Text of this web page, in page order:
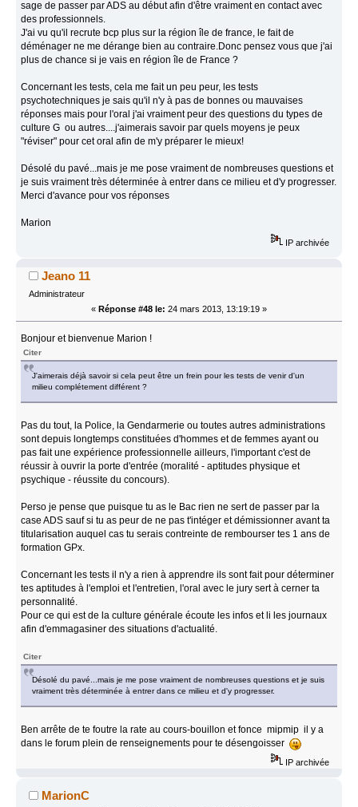
sage de passer par ADS au début afin d'être vraiment en contact avec
des professionnels.
J'ai vu qu'il recrute bcp plus sur la région île de france, le fait de
déménager ne me dérange bien au contraire.Donc pensez vous que j'ai
plus de chance si je vais en région île de France ?
Concernant les tests, cela me fait un peu peur, les tests
psychotechniques je sais qu'il n'y à pas de bonnes ou mauvaises
réponses mais pour l'oral j'ai vraiment peur des questions du types de
culture G ou autres....j'aimerais savoir par quels moyens je peux
"réviser" pour cet oral afin de m'y préparer le mieux!
Désolé du pavé...mais je me pose vraiment de nombreuses questions et
je suis vraiment très déterminée à entrer dans ce milieu et d'y progresser.
Merci d'avance pour vos réponses
Marion
IP archivée
Jeano 11
Administrateur
« Réponse #48 le: 24 mars 2013, 13:19:19 »
Bonjour et bienvenue Marion !
Citer
J'aimerais déjà savoir si cela peut être un frein pour les tests de venir d'un
milieu complétement différent ?
Pas du tout, la Police, la Gendarmerie ou toutes autres administrations
sont depuis longtemps constituées d'hommes et de femmes ayant ou
pas fait une expérience professionnelle ailleurs, l'important c'est de
réussir à ouvrir la porte d'entrée (moralité - aptitudes physique et
psychique - réussite du concours).
Perso je pense que puisque tu as le Bac rien ne sert de passer par la
case ADS sauf si tu as peur de ne pas t'intéger et démissionner avant ta
titularisation auquel cas tu serais contreinte de rembourser tes 1 ans de
formation GPx.
Concernant les tests il n'y a rien à apprendre ils sont fait pour déterminer
tes aptitudes à l'emploi et l'entretien, l'oral avec le jury sert à cerner ta
personnalité.
Pour ce qui est de la culture générale écoute les infos et li les journaux
afin d'emmagasiner des situations d'actualité.
Citer
Désolé du pavé...mais je me pose vraiment de nombreuses questions et je suis
vraiment très déterminée à entrer dans ce milieu et d'y progresser.
Ben arrête de te foutre la rate au cours-bouillon et fonce mipmip il y a
dans le forum plein de renseignements pour te désengoisser
IP archivée
MarionC